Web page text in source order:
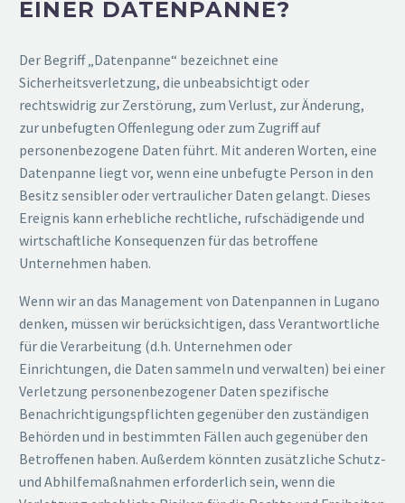
EINER DATENPANNE?
Der Begriff „Datenpanne“ bezeichnet eine
Sicherheitsverletzung, die unbeabsichtigt oder
rechtswidrig zur Zerstörung, zum Verlust, zur Änderung,
zur unbefugten Offenlegung oder zum Zugriff auf
personenbezogene Daten führt. Mit anderen Worten, eine
Datenpanne liegt vor, wenn eine unbefugte Person in den
Besitz sensibler oder vertraulicher Daten gelangt. Dieses
Ereignis kann erhebliche rechtliche, rufschädigende und
wirtschaftliche Konsequenzen für das betroffene
Unternehmen haben.
Wenn wir an das Management von Datenpannen in Lugano
denken, müssen wir berücksichtigen, dass Verantwortliche
für die Verarbeitung (d.h. Unternehmen oder
Einrichtungen, die Daten sammeln und verwalten) bei einer
Verletzung personenbezogener Daten spezifische
Benachrichtigungspflichten gegenüber den zuständigen
Behörden und in bestimmten Fällen auch gegenüber den
Betroffenen haben. Außerdem könnten zusätzliche Schutz-
und Abhilfemaßnahmen erforderlich sein, wenn die